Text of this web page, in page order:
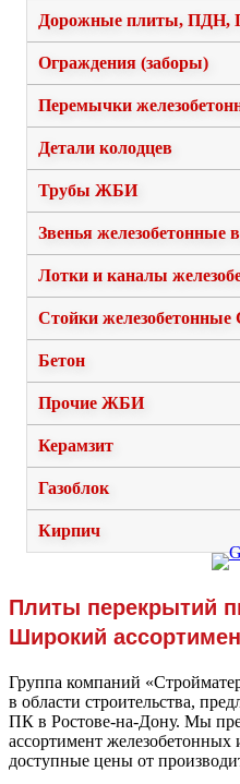
Дорожные плиты, ПДН,
Ограждения (заборы)
Перемычки
Детали колодцев
Трубы ЖБИ
Звенья железобетонные
Лотки и каналы
Стойки
Бетон
Прочие ЖБИ
Керамзит
Газоблок
Кирпич
Плиты перекрытий
Широкий
Группа компаний
в области строительства,
ПК в Ростове-на-Дону. Мы
ассортимент железобетонных
доступные цены от